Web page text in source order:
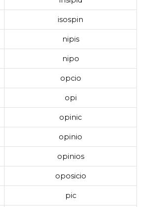
isospin
nipis
nipo
opcio
opi
opinic
opinio
opinios
oposicio
pic